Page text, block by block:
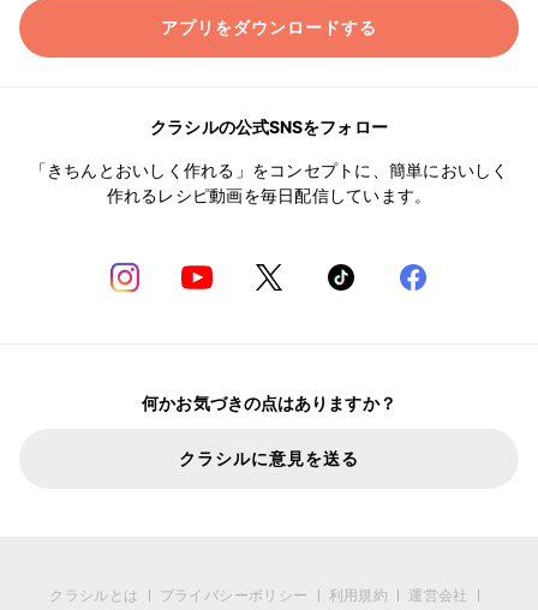
アプリをダウンロードする
クラシルの公式SNSをフォロー
「きちんとおいしく作れる」をコンセプトに、簡単においしく
作れるレシピ動画を毎日配信しています。
何かお気づきの点はありますか？
クラシルに意見を送る
クラシルとは プライバシーポリシー 利用規約 運営会社